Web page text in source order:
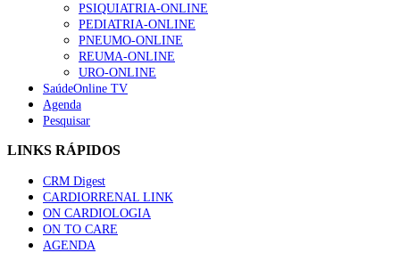
PSIQUIATRIA-ONLINE
PEDIATRIA-ONLINE
PNEUMO-ONLINE
REUMA-ONLINE
URO-ONLINE
SaúdeOnline TV
Agenda
Pesquisar
LINKS RÁPIDOS
CRM Digest
CARDIORRENAL LINK
ON CARDIOLOGIA
ON TO CARE
AGENDA